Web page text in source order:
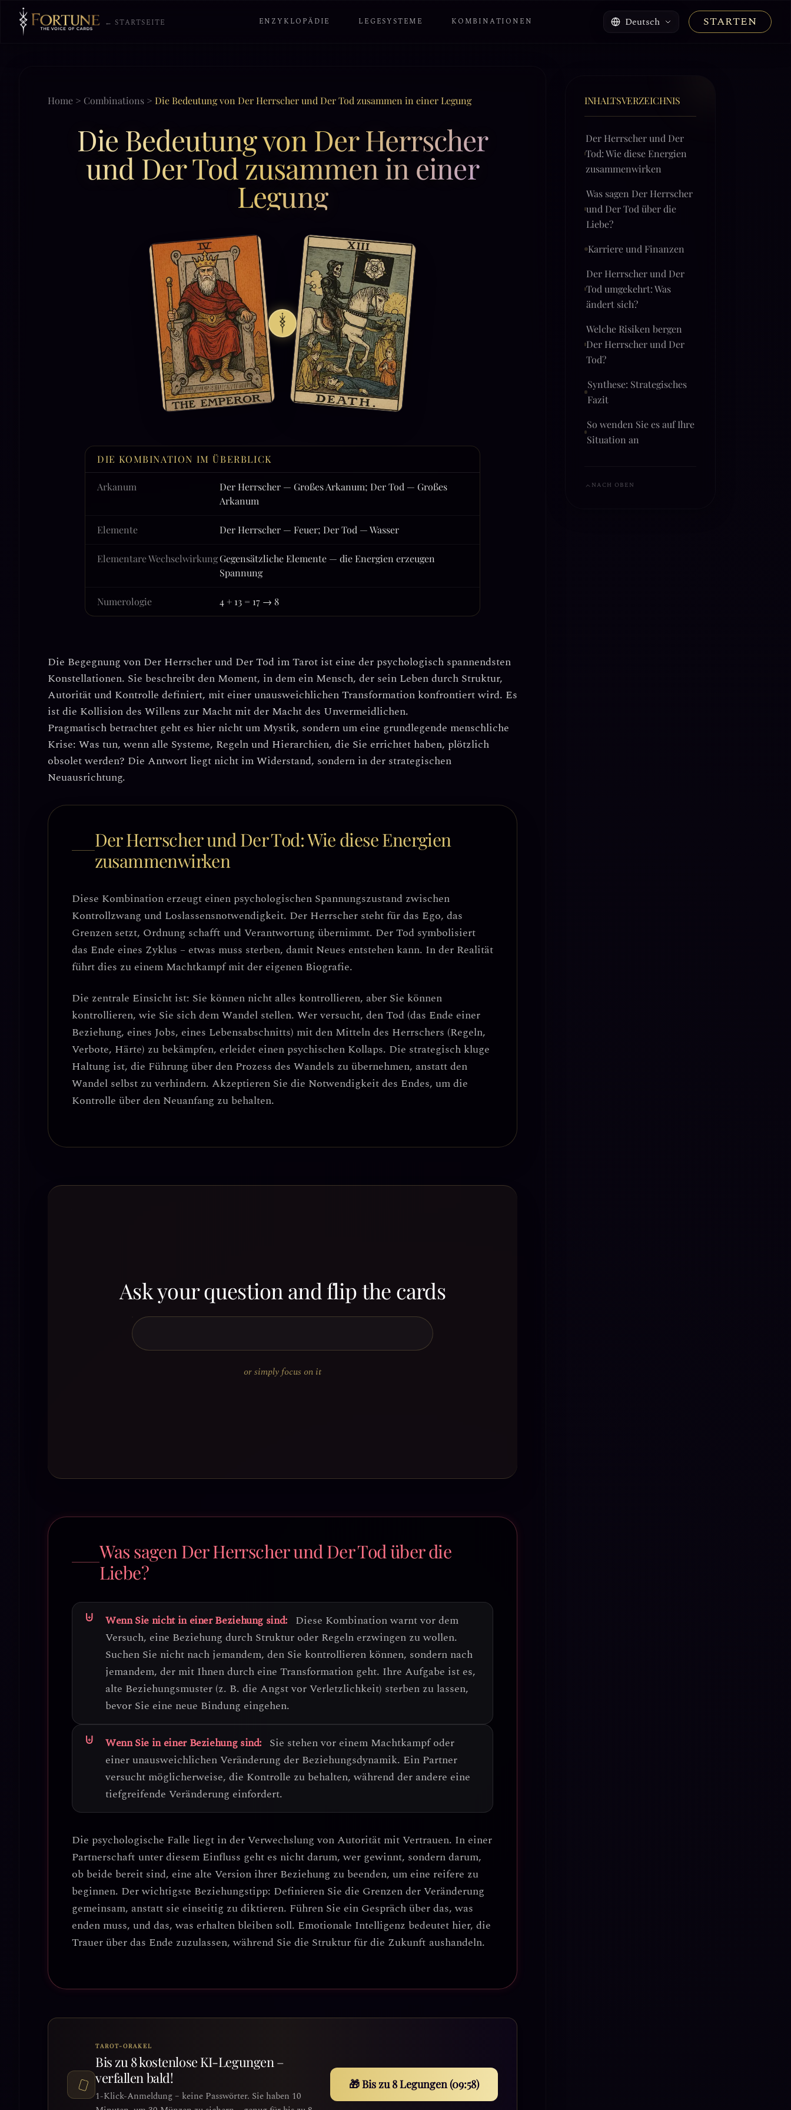
← STARTSEITE ENZYKLOPÄDIE LEGESYSTEME KOMBINATIONEN Deutsch STARTEN
Home > Combinations > Die Bedeutung von Der Herrscher und Der Tod zusammen in einer Legung
Die Bedeutung von Der Herrscher
und Der Tod zusammen in einer
Legung
DIE KOMBINATION IM ÜBERBLICK
Arkanum
Der Herrscher — Großes Arkanum; Der Tod — Großes
Arkanum
Elemente Der Herrscher — Feuer; Der Tod — Wasser
Elementare WechselwirkungGegensätzliche Elemente — die Energien erzeugen
Spannung
Numerologie 4 + 13 = 17 → 8
Die Begegnung von Der Herrscherund Der Tod im Tarot ist eine der psychologisch spannendsten
Konstellationen. Sie beschreibt den Moment, in dem ein Mensch, der sein Leben durch Struktur,
Autorität und Kontrolle definiert, mit einer unausweichlichen Transformation konfrontiert wird. Es
ist die Kollision des Willens zur Macht mit der Macht des Unvermeidlichen.
Pragmatisch betrachtet geht es hier nicht um Mystik, sondern um eine grundlegende menschliche
Krise: Was tun, wenn alle Systeme, Regeln und Hierarchien, die Sie errichtet haben, plötzlich
obsolet werden? Die Antwort liegt nicht im Widerstand, sondern in der strategischen
Neuausrichtung.
Der Herrscher und Der Tod: Wie diese Energien
zusammenwirken
Diese Kombination erzeugt einen psychologischen Spannungszustand zwischen
Kontrollzwang und Loslassensnotwendigkeit. Der Herrscher steht für das Ego, das
Grenzen setzt, Ordnung schafft und Verantwortung übernimmt. Der Tod symbolisiert
das Ende eines Zyklus – etwas muss sterben, damit Neues entstehen kann. In der Realität
führt dies zu einem Machtkampf mit der eigenen Biografie.
Die zentrale Einsicht ist: Sie können nicht alles kontrollieren, aber Sie können
kontrollieren, wie Sie sich dem Wandel stellen. Wer versucht, den Tod (das Ende einer
Beziehung, eines Jobs, eines Lebensabschnitts) mit den Mitteln des Herrschers (Regeln,
Verbote, Härte) zu bekämpfen, erleidet einen psychischen Kollaps. Die strategisch kluge
Haltung ist, die Führung über den Prozess des Wandels zu übernehmen, anstatt den
Wandel selbst zu verhindern. Akzeptieren Sie die Notwendigkeit des Endes, um die
Kontrolle über den Neuanfang zu behalten.
Ask your question and flip the cards
or simply focus on it
Was sagen Der Herrscher und Der Tod über die
Liebe?
Wenn Sie nicht in einer Beziehung sind: Diese Kombination warnt vor dem
Versuch, eine Beziehung durch Struktur oder Regeln erzwingen zu wollen.
Suchen Sie nicht nach jemandem, den Sie kontrollieren können, sondern nach
jemandem, der mit Ihnen durch eine Transformation geht. Ihre Aufgabe ist es,
alte Beziehungsmuster (z. B. die Angst vor Verletzlichkeit) sterben zu lassen,
bevor Sie eine neue Bindung eingehen.
Wenn Sie in einer Beziehung sind: Sie stehen vor einem Machtkampf oder
einer unausweichlichen Veränderung der Beziehungsdynamik. Ein Partner
versucht möglicherweise, die Kontrolle zu behalten, während der andere eine
tiefgreifende Veränderung einfordert.
Die psychologische Falle liegt in derVerwechslung von Autorität mit Vertrauen. In einer
Partnerschaft unter diesem Einfluss geht es nicht darum, wer gewinnt, sondern darum,
ob beide bereit sind, eine alte Version ihrer Beziehung zu beenden, um eine reifere zu
beginnen. Der wichtigste Beziehungstipp: Definieren Sie die Grenzen der Veränderung
gemeinsam, anstatt sie einseitig zu diktieren. Führen Sie ein Gespräch über das, was
enden muss, und das, was erhalten bleiben soll. Emotionale Intelligenz bedeutet hier, die
Trauer über das Ende zuzulassen, während Sie die Struktur für die Zukunft aushandeln.
TAROT-ORAKEL
Bis zu 8 kostenlose KI-Legungen –
verfallen bald!
1-Klick-Anmeldung – keine Passwörter. Sie haben 10
🎁 Bis zu 8 Legungen (09:56)
INHALTSVERZEICHNIS
Der Herrscher und Der
Tod: Wie diese Energien
zusammenwirken
Was sagen Der Herrscher
und Der Tod über die
Liebe?
Karriere und Finanzen
Der Herrscher und Der
Tod umgekehrt: Was
ändert sich?
Welche Risiken bergen
Der Herrscher und Der
Tod?
Synthese: Strategisches
Fazit
So wenden Sie es auf Ihre
Situation an
NACH OBEN